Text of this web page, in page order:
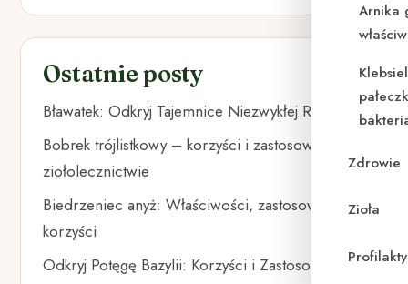
Arnika
Zdrowie
Zioła
Ostatnie posty
Bławatek: Odkryj Tajemnice Niezwykłej Rośliny
Bobrek trójlistkowy – korzyści i zastosowanie w
ziołolecznictwie
Biedrzeniec anyż: Właściwości, zastosowania i
korzyści
Odkryj Potęgę Bazylii: Korzyści i Zastosowania